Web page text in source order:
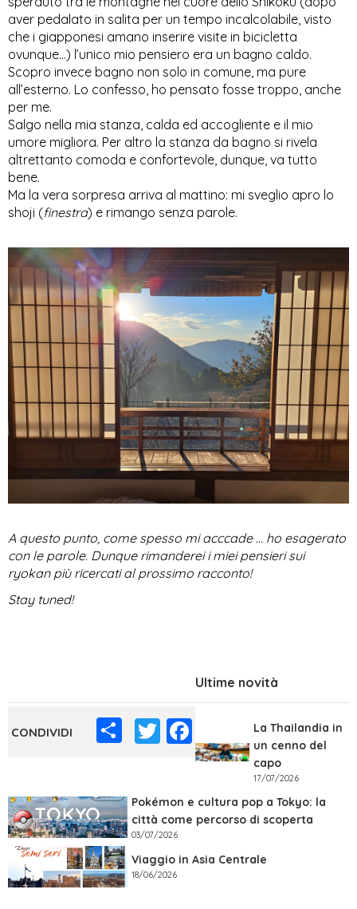
aver pedalato in salita per un tempo incalcolabile, visto
che i giapponesi amano inserire visite in bicicletta
ovunque...) l’unico mio pensiero era un bagno caldo.
Scopro invece bagno non solo in comune, ma pure
all’esterno. Lo confesso, ho pensato fosse troppo, anche
per me.
Salgo nella mia stanza, calda ed accogliente e il mio
umore migliora. Per altro la stanza da bagno si rivela
altrettanto comoda e confortevole, dunque, va tutto
bene.
Ma la vera sorpresa arriva al mattino: mi sveglio apro lo
shoji (finestra) e rimango senza parole.
A questo punto, come spesso mi acccade … ho esagerato
con le parole. Dunque rimanderei i miei pensieri sui
ryokan più ricercati al prossimo racconto!
Stay tuned!
ShareTwitterFacebook
Ultime novità
La Thailandia in
un cenno del
capo
17/07/2026
Pokémon e cultura pop a Tokyo: la
città come percorso di scoperta
03/07/2026
Viaggio in Asia Centrale
18/06/2026